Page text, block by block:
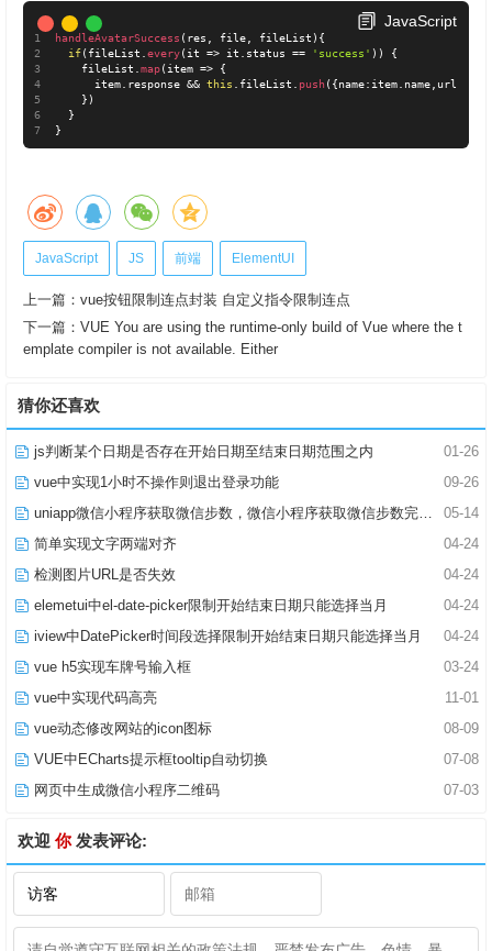
JavaScript
handleAvatarSuccess ( res file, fileList ) {
if( fileList every( it => it status == 'success' ) )
{
    fileList
map( item =>
{
      item
. response && this fileList push( {name: item. name, url
} )
}
}
JavaScript JS 前端 ElementUI
上一篇： vue按钮限制连点封装 自定义指令限制连点
下一篇： VUE You are using the runtime-only build of Vue where the t
emplate compiler is not available. Either
猜你还喜欢
01-26
js判断某个日期是否存在开始日期至结束日期范围之内
09-26
vue中实现1小时不操作则退出登录功能
05-14
uniapp微信小程序获取微信步数，微信小程序获取微信步数完整版
04-24
简单实现文字两端对齐
04-24
检测图片URL是否失效
04-24
elemetui中el-date-picker限制开始结束日期只能选择当月
04-24
iview中DatePicker时间段选择限制开始结束日期只能选择当月
03-24
vue h5实现车牌号输入框
11-01
vue中实现代码高亮
08-09
vue动态修改网站的icon图标
07-08
VUE中ECharts提示框tooltip自动切换
07-03
网页中生成微信小程序二维码
欢迎 你发表评论: